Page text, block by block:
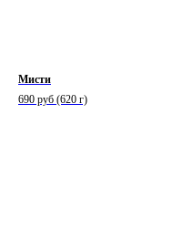
Мисти
690 руб (620 г)